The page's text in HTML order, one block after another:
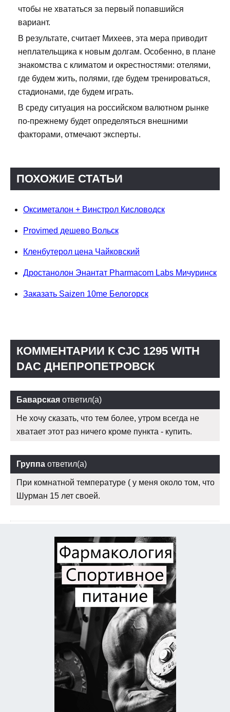
чтобы не хвататься за первый попавшийся
вариант.
В результате, считает Михеев, эта мера приводит
неплательщика к новым долгам. Особенно, в плане
знакомства с климатом и окрестностями: отелями,
где будем жить, полями, где будем тренироваться,
стадионами, где будем играть.
В среду ситуация на российском валютном рынке
по-прежнему будет определяться внешними
факторами, отмечают эксперты.
ПОХОЖИЕ СТАТЬИ
Оксиметалон + Винстрол Кисловодск
Provimed дешево Вольск
Кленбутерол цена Чайковский
Дростанолон Энантат Pharmacom Labs Мичуринск
Заказать Saizen 10me Белогорск
КОММЕНТАРИИ К CJC 1295 WITH
DAC ДНЕПРОПЕТРОВСК
Баварская ответил(а)
Не хочу сказать, что тем более, утром всегда не
хватает этот раз ничего кроме пункта - купить.
Группа ответил(а)
При комнатной температуре ( у меня около том, что
Шурман 15 лет своей.